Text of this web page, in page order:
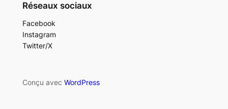
Réseaux sociaux
Facebook
Instagram
Twitter/X
Conçu avec WordPress